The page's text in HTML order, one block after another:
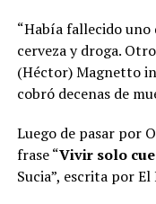
“Había fallecido
cerveza y droga.
(Héctor) Magnetto
cobró decenas de
Luego de pasar por
frase “Vivir solo
Sucia”, escrita por